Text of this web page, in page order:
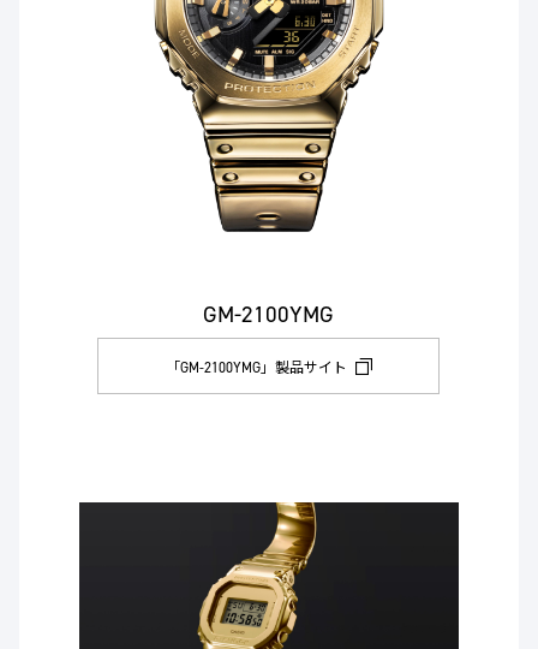
GM-2100YMG
「GM-2100YMG」製品サイト